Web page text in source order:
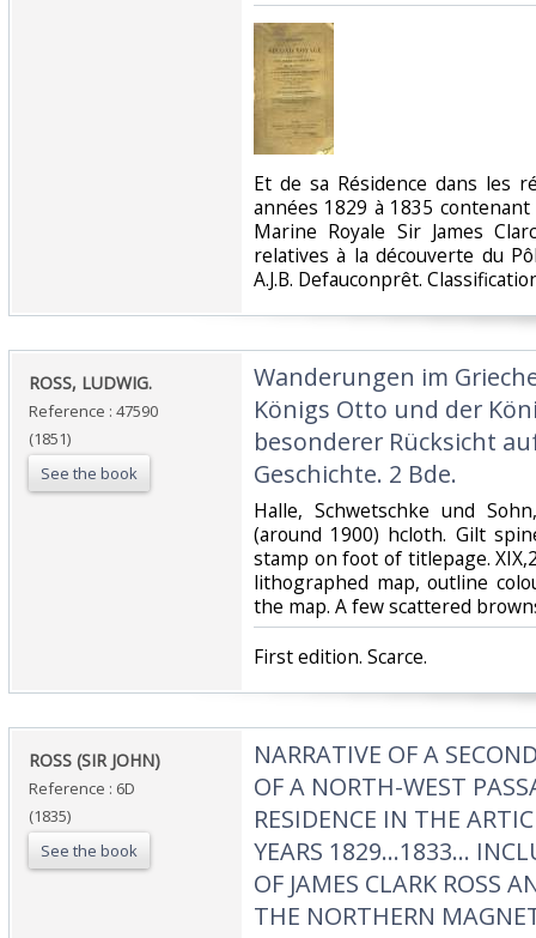
‎Et de sa Résidence dans les
années 1829 à 1835
Marine Royale Sir James
relatives à la découverte du
A.J.B. Defauconprêt.
‎ROSS, LUDWIG.‎
Reference : 47590
(1851)
See the book
‎Wanderungen im
Königs Otto und der
besonderer Rücksicht
Geschichte. 2 Bde.‎
‎Halle, Schwetschke und
(around 1900) hcloth. Gilt
stamp on foot of titlepage.
lithographed map, outline
the map. A few scattered
‎First edition. Scarce.‎
‎ROSS (SIR JOHN) ‎
Reference : 6D
(1835)
See the book
‎NARRATIVE OF A
OF A NORTH-WEST
RESIDENCE IN THE
YEARS 1829...1833...
OF JAMES CLARK ROSS
THE NORTHERN